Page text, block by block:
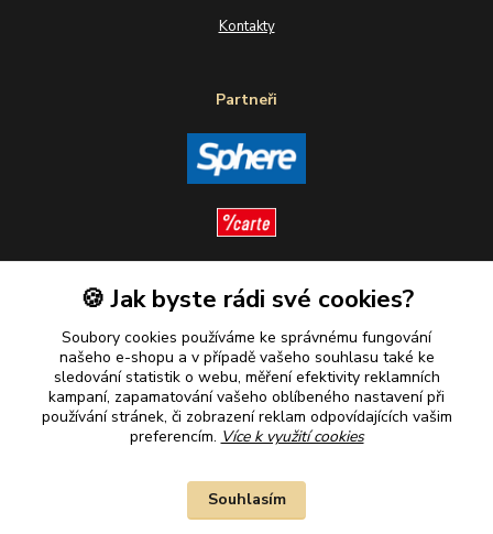
Kontakty
Partneři
Sledujte nás
Plaťte u nás bezpečně
🍪 Jak byste rádi své cookies?
Soubory cookies používáme ke správnému fungování
našeho e-shopu a v případě vašeho souhlasu také ke
sledování statistik o webu, měření efektivity reklamních
kampaní, zapamatování vašeho oblíbeného nastavení při
používání stránek, či zobrazení reklam odpovídajících vašim
preferencím. Více k využití cookies
Souhlasím